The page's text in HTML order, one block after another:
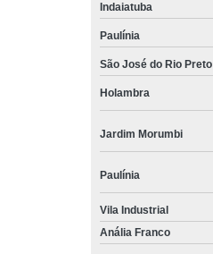
Indaiatuba
Paulínia
São José do Rio Preto
Holambra
Jardim Morumbi
Paulínia
Vila Industrial
Anália Franco